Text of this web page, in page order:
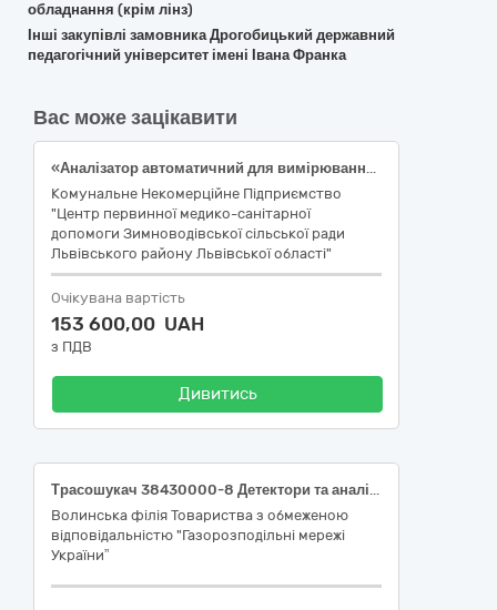
обладнання (крім лінз)
Інші закупівлі замовника Дрогобицький державний
педагогічний університет імені Івана Франка
Вас може зацікавити
«Аналізатор автоматичний для вимірювання концентрації глюкози ЕКСАН-ГM (EKSAN-GM) або еквівалент (код ДК 021:2015: 38430000-8 Детектори та аналізатори)», НК 031:2024 W02010102
Комунальне Некомерційне Підприємство
"Центр первинної медико-санітарної
допомоги Зимноводівської сільської ради
Львівського району Львівської області"
Очікувана вартість
153 600,00 UAH
з ПДВ
Дивитись
Трасошукач 38430000-8 Детектори та аналізатори
Волинська філія Товариства з обмеженою
відповідальністю "Газорозподільні мережі
України”